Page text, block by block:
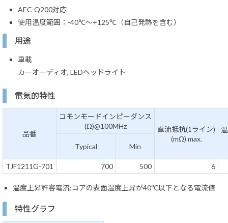
AEC-Q200対応
使用温度範囲：-40℃～+125℃（自己発熱を含む）
用途
車載
カーオーディオ, LEDヘッドライト
電気的特性
品番
コモンモードインピーダンス
(Ω)@100MHz
直流抵抗(1ライン)
(mΩ) max.
Typical
Min
TJF1211G-701 700 500 6
温度上昇許容電流:コアの表面温度上昇が40℃以下となる電流値
特性グラフ